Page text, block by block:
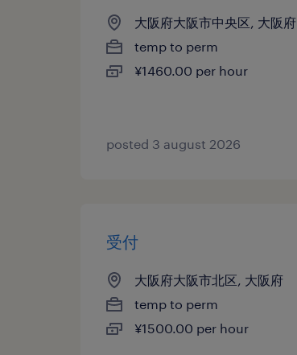
大阪府大阪市中央区, 大阪府
temp to perm
¥1460.00 per hour
posted 3 august 2026
受付
大阪府大阪市北区, 大阪府
temp to perm
¥1500.00 per hour